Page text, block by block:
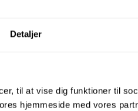
Detaljer
til at vise dig funktioner til
hjemmeside med vores